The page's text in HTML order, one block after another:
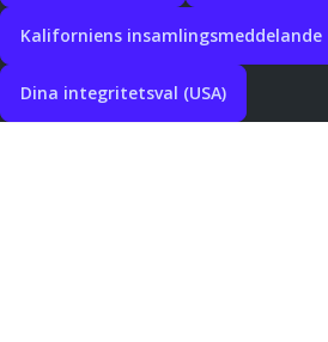
Kaliforniens insamlingsmeddelande
Dina integritetsval (USA)